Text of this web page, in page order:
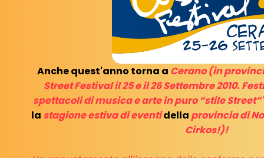
Anche quest'anno torna a Cerano (in
Street Festival il 25 e il 26 Settembre 2010.
spettacoli di musica e arte in puro “stile
la stagione estiva di eventidella provincia di
Cirkos!)!